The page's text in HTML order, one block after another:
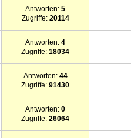
Antworten:5
Zugriffe: 20114
Antworten:4
Zugriffe:18034
Antworten: 44
Zugriffe:91430
Antworten:0
Zugriffe:26064